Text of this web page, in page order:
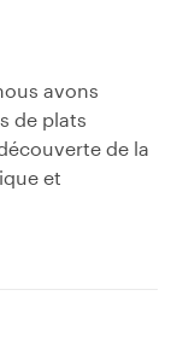
avons
de plats
de la
et